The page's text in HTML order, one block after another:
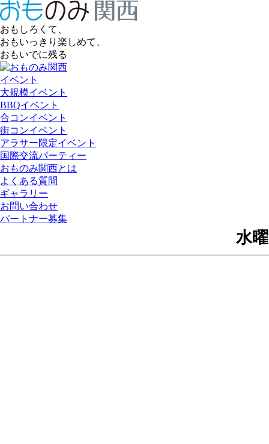
おもしろくて、
おもいっきり楽しめて、
おもいでに残る
イベント
大規模イベント
BBQイベント
合コンイベント
街コンイベント
アラサー限定イベント
国際交流パーティー
おものみ関西とは
よくある質問
ギャラリー
お問い合わせ
パートナー募集
水